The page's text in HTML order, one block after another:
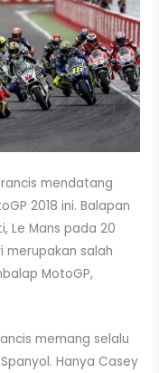
mendatang
2018 ini. Balapan
Le Mans pada 20
merupakan salah
MotoGP,
memang selalu
Hanya Casey